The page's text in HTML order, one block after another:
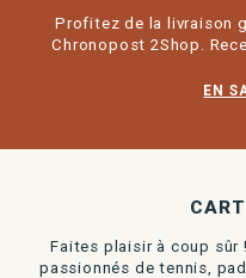
Profitez de la livraison
Chronopost 2Shop.
EN
Faites plaisir à coup sûr
passionnés de tennis,